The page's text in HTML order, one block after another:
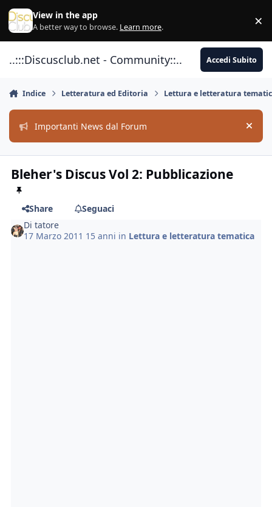
Vai al contenuto
View in the app
A better way to browse. Learn more. ×
..:::Discusclub.net - Community::.. Accedi Subito
Indice Letteratura ed Editoria Lettura e letteratura
Importanti News dal Forum Hide
Bleher's Discus Vol 2: Pubblicazione
Share
Seguaci
Ditatore
17 Marzo 2011 15 anni in Lettura e letteratura tematica